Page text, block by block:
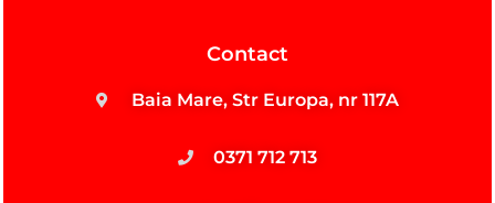
Contact
Baia Mare, Str Europa, nr 117A
0371 712 713